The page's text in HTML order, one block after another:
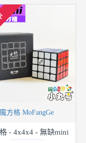
魔方格 MoFangGe
- 4x4x4 - 無缺mini